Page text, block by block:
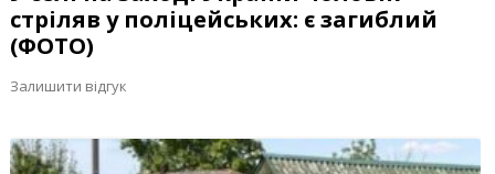
стріляв у поліцейських: є загиблий
(ФОТО)
Залишити відгук